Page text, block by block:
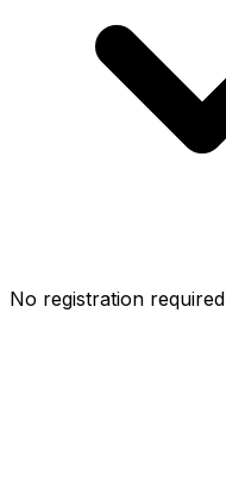
No registration required